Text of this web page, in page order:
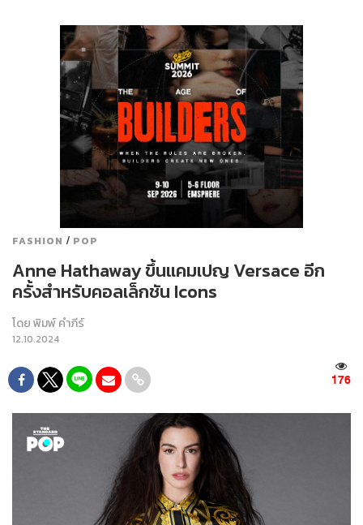
FASHION / POP
Anne Hathaway ขึ้นแคมเปญ Versace อีก
ครั้งสำหรับคอลเล็กชัน Icons
โดยพิมพ์ คำภีร์
12.10.2024
176